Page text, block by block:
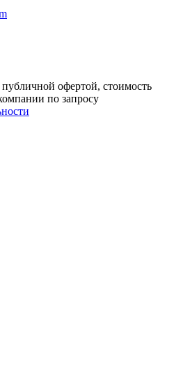
офертой, стоимость
по запросу